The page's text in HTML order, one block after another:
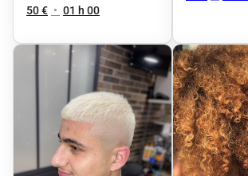
Cheveux mi-longs
Nation
50 € • 01 h 00